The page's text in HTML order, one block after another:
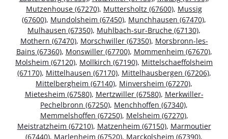
Mutzenhouse (67270), Muttersholtz (67600), Mussig
(67600), Mundolsheim (67450), Munchhausen (67470),
Mulhausen (67350), Muhlbach-sur-Bruche (67130),
Mothern (67470), Morschwiller (67350), Morsbronn-les-
Bains (67360), Monswiller (67700), Mommenheim (67670),
Molsheim (67120), Mollkirch (67190), Mittelschaeffolsheim
(67170), Mittelhausen (67170), Mittelhausbergen (67206),
Mittelbergheim (67140), Minversheim (67270),
Mietesheim (67580), Mertzwiller (67580), Merkwiller-
Pechelbronn (67250), Menchhoffen (67340),
Memmelshoffen (67250), Melsheim (67270),
Meistratzheim (67210), Matzenheim (67150), Marmoutier
(67440), Marlenheim (67520), Marckolsheim (67390),